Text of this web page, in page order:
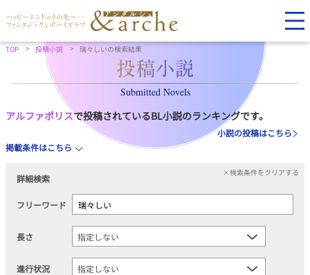
TOP 投稿小説 瑞々しいの検索結果
Submitted Novels
アルファポリスで投稿されているBL小説のランキングです。
小説の投稿はこちら
掲載条件はこちら
詳細検索
×検索条件をクリアする
フリーワード
長さ
進行状況